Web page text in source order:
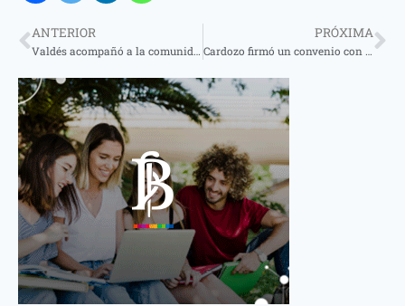
ANTERIOR
Valdés acompañó a la comunidad de Ituzaingó en la apertura de iluminación LED e infraestructura vial
PRÓXIMA
Cardozo firmó un convenio con la presidente de la Cruz Roja